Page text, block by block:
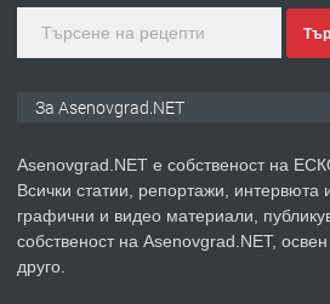
ПРЕДЛАГА
Давам
За Asenovgrad.NET
Asenovgrad.NET е собственост на
Всички статии, репортажи, интервюта и
графични и видео материали,
собственост на Asenovgrad.NET,
друго.